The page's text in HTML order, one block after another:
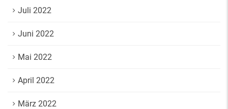
Juli 2022
Juni 2022
Mai 2022
April 2022
März 2022